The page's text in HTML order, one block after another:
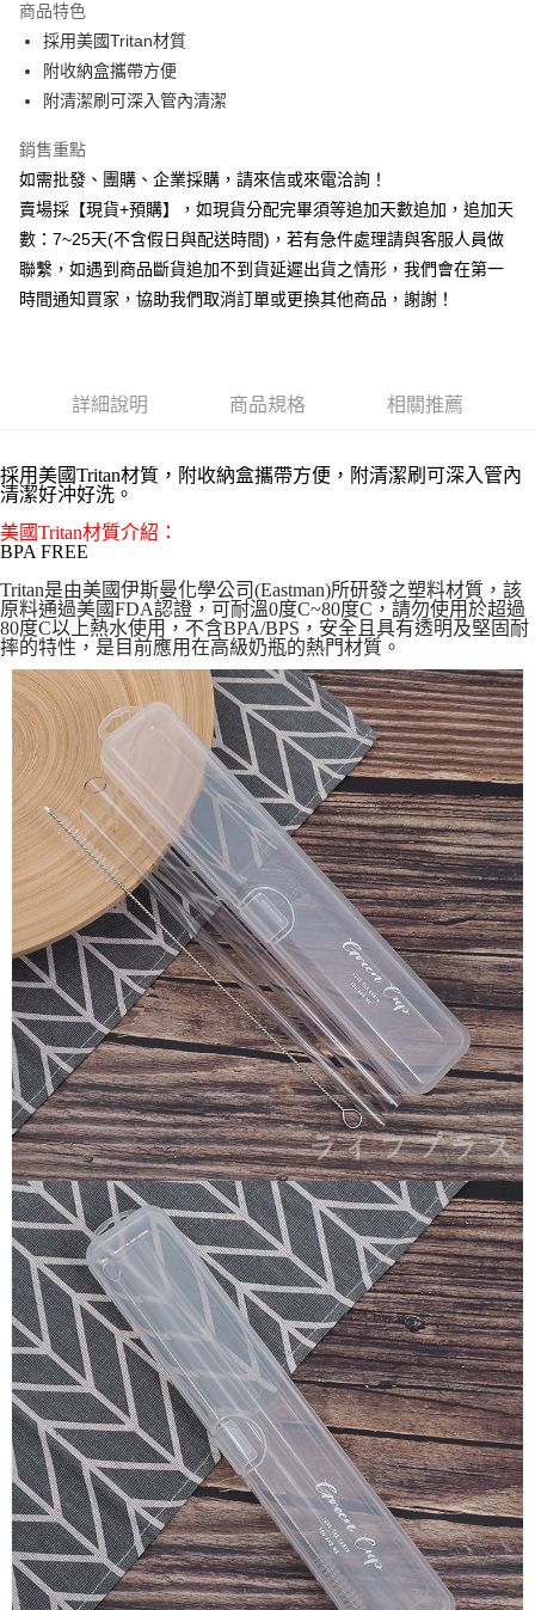
合作金庫商業銀行
華南商業銀行
上海商業儲蓄銀行
國泰世華商業銀行
匯豐（台灣）商業銀行
聯邦商業銀行
遠東國際商業銀行
元大商業銀行
永豐商業銀行
台新國際商業銀行
中國信託商業銀行
台灣樂天信用卡公司
6 期 0 利率 每期
華南商業銀行
上海商業儲蓄銀行
臺灣中小企業銀行
匯豐（台灣）商業銀行
華泰商業銀行
聯邦商業銀行
遠東國際商業銀行
元大商業銀行
永豐商業銀行
玉山商業銀行
星展（台灣）商業銀行
台灣樂天信用卡公司
12 期 0 利率 每期
合作金庫商業銀行
上海商業儲蓄銀行
國泰世華商業銀行
兆豐國際商業銀行
臺灣中小企業銀行
台中商業銀行
匯豐（台灣）商業銀行
華泰商業銀行
聯邦商業銀行
遠東國際商業銀行
元大商業銀行
永豐商業銀行
玉山商業銀行
星展（台灣）商業銀行
超商取貨付款
LINE Pay
Apple Pay
街口支付
悠遊付
相關說明
便利好安心！
１．簡單：不需註冊會員、不需綁卡、不需儲值。
２．便利：只要手機號碼，簡訊認證，即可結帳。
３．安心：先確認商品／服務後，再付款。
１．於結帳方式選擇「AFTEE先享後付」後，將跳轉至「AFTEE先享後付」
結帳頁面，進行簡訊認證並確認金額後，即可完成結帳。
２．訂單成立數日內，您將收到繳費通知簡訊。
３．收到繳費通知簡訊後14天內，點擊此簡訊中的連結，可透過四大超商／
ATM／網路銀行／等多元方式進行付款，方視為交易完成。
※ 請注意：結帳手續完成當下不需立刻繳費，但若您需要取消訂單，請聯絡
購買商品的店家。未經商家同意取消之訂單仍視為有效，需透過AFTEE先享
後付繳納相關費用。
※ 交易是否成功請以「AFTEE先享後付 」之結帳頁面顯示為準，若有關於
是否繳費成功／繳費後需取消欲退款等相關疑問，請聯繫「AFTEE先享後付
客戶支援中心」https://netprotections.freshdesk.com/support/home
【注意事項】
１．透過由恩沛科技股份有限公司提供之「AFTEE先享後付」服務完成之交
易，需依本服務之必要範圍內提供個人資料，並將交易相關給付款項請求債
權轉讓予恩沛科技股份有限公司。
２．關於個人資料處理事宜，請瀏覽以下網址：
https://aftee.tw/terms/#terms3
３．未成年的使用者請事先徵得法定代理人或監護人之同意方可使用
「AFTEE先享後付」，若未經同意申辦者引起之損失，本公司不負相關責
任。
４．使用「AFTEE先享後付」時，將依據個別帳號之用戶狀況，依本公司即
時審查核予不同之上限額度；若仍有額度不足之情形，本公司將視審查結果
請求用戶進行身份認證。
５．嚴禁一人註冊多個帳號或使用他人資訊註冊。若發現惡意使用之情形，
恩沛科技股份有限公司將有權停止該用戶之使用額度並採取法律行動。
貨到付款
運送方式
全家取貨付款三天後到
每筆NT$60，滿NT$490(含以上)免運費
全家離島取貨付款
每筆NT$100，滿NT$1,000(含以上)免運費
7-11取貨付款三天
每筆NT$60，滿NT$490(含以上)免運費
7-11離島取貨付款
每筆NT$100，滿NT$1,000(含以上)免運費
本島宅配1~2天後到
每筆NT$80，滿NT$490(含以上)免運費
外島宅配
每筆NT$150，滿NT$3,000(含以上)免運費
貨到付款
每筆NT$150，滿NT$3,000(含以上)免運費
商品特色
採用美國Tritan材質
附收納盒攜帶方便
附清潔刷可深入管內清潔
銷售重點
如需批發、團購、企業採購，請來信或來電洽詢！
賣場採【現貨+預購】，如現貨分配完畢須等追加天數追加，追加天
數：7~25天(不含假日與配送時間)，若有急件處理請與客服人員做
聯繫，如遇到商品斷貨追加不到貨延遲出貨之情形，我們會在第一
時間通知買家，協助我們取消訂單或更換其他商品，謝謝！
詳細說明 商品規格 相關推薦
採用美國Tritan材質，附收納盒攜帶方便，附清潔刷可深入管內
清潔好沖好洗。
美國Tritan材質介紹：
BPA FREE
Tritan是由美國伊斯曼化學公司(Eastman)所研發之塑料材質，該
原料通過美國FDA認證，可耐溫0度C~80度C，請勿使用於超過
80度C以上熱水使用，不含BPA/BPS，安全且具有透明及堅固耐
摔的特性，是目前應用在高級奶瓶的熱門材質。